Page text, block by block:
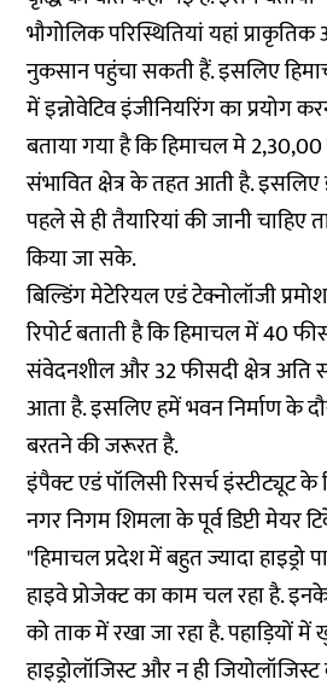
भौगोलिक परिस्थितियां यहां
नुकसान पहुंचा सकती हैं. इसलिए
में इन्नोवेटिव इंजीनियरिंग का प्रयोग
बताया गया है कि हिमाचल मे
संभावित क्षेत्र के तहत आती है.
पहले से ही तैयारियां की जानी
किया जा सके.
बिल्डिंग मेटेरियल एडं टेक्नोलॉजी
रिपोर्ट बताती है कि हिमाचल में 40
संवेदनशील और 32 फीसदी क्षेत्र
आता है. इसलिए हमें भवन निर्माण के
बरतने की जरूरत है.
इंपैक्ट एडं पॉलिसी रिसर्च इंस्टीट्यूट
नगर निगम शिमला के पूर्व डिप्टी मेयर
"हिमाचल प्रदेश में बहुत ज्यादा
हाइवे प्रोजेक्ट का काम चल रहा है.
को ताक में रखा जा रहा है. पहाड़ियों में
हाइड्रोलॉजिस्ट और न ही